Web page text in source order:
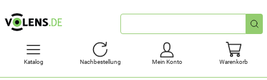
Schnellsuche
Katalog Nachbestellung Mein Konto Warenkorb